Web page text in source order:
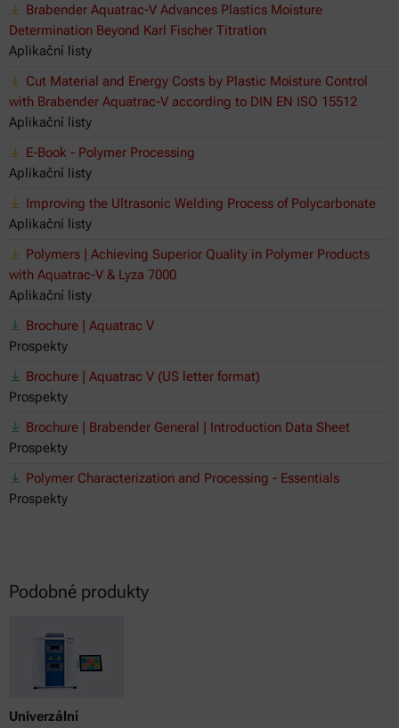
Brabender Aquatrac-V Advances Plastics Moisture
Determination Beyond Karl Fischer Titration
Aplikační listy
Cut Material and Energy Costs by Plastic Moisture Control
with Brabender Aquatrac-V according to DIN EN ISO 15512
Aplikační listy
E-Book - Polymer Processing
Aplikační listy
Improving the Ultrasonic Welding Process of Polycarbonate
Aplikační listy
Polymers | Achieving Superior Quality in Polymer Products
with Aquatrac-V & Lyza 7000
Aplikační listy
Brochure | Aquatrac V
Prospekty
Brochure | Aquatrac V (US letter format)
Prospekty
Brochure | Brabender General | Introduction Data Sheet
Prospekty
Polymer Characterization and Processing - Essentials
Prospekty
Podobné produkty
Univerzální